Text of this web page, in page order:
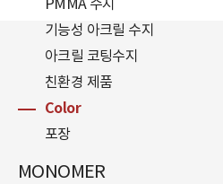
PMMA 수지
기능성 아크릴 수지
아크릴 코팅수지
친환경 제품
Color
포장
MONOMER
BMA
인증
규격
ESG